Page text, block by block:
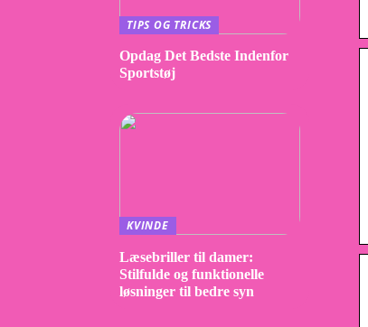
TIPS OG TRICKS
Opdag Det Bedste Indenfor
Sportstøj
KVINDE
Læsebriller til damer:
Stilfulde og funktionelle
løsninger til bedre syn